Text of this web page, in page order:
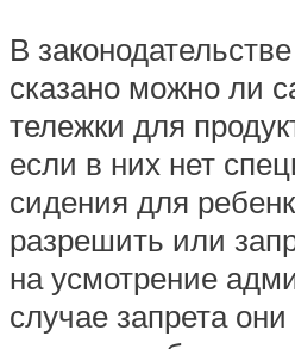
В
сказано можно ли
тележки для
если в них нет
сидения для
разрешить или
на усмотрение
случае запрета